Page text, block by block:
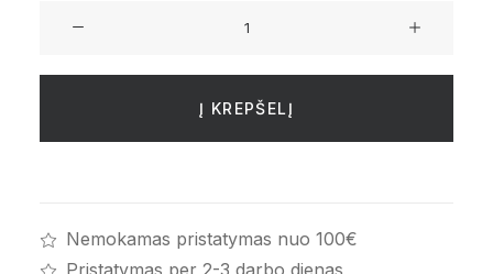
Vic
S,
Į KREPŠELĮ
Nemokamas pristatymas nuo 100€
Pristatymas per 2-3 darbo dienas